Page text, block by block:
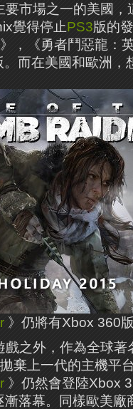
市場之一的美國，
覺得停止PS3版的
，《勇者鬥惡龍：
。而在美國和歐洲，
》仍將有Xbox 360
之外，作為全球著
棄上一代的主機平
》仍然會登陸Xbox
漸落幕。同樣歐美廠